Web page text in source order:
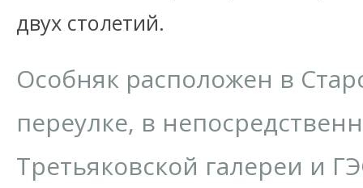
двух столетий.
Особняк расположен в
переулке, в
Третьяковской галереи и